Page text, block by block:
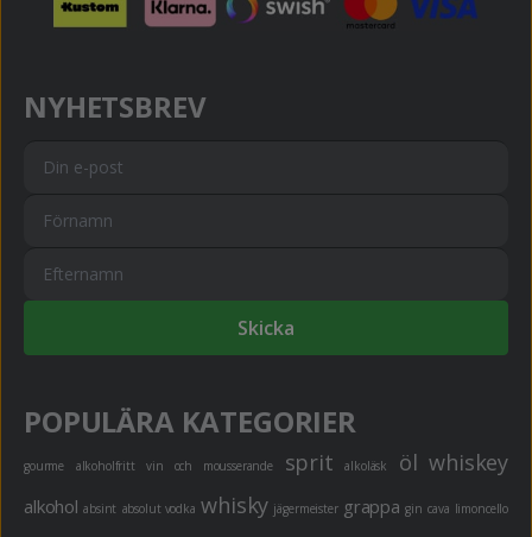
NYHETSBREV
Skicka
POPULÄRA KATEGORIER
gourme alkoholfritt vin och mousserande sprit alkoläsk öl whiskey
alkohol absint absolut vodka whisky jägermeister grappa gin cava limoncello